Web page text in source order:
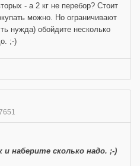
- а 2 кг не перебор? Стоит
можно. Но ограничивают
нужда) обойдите несколько
;-)
наберите сколько надо. ;-)